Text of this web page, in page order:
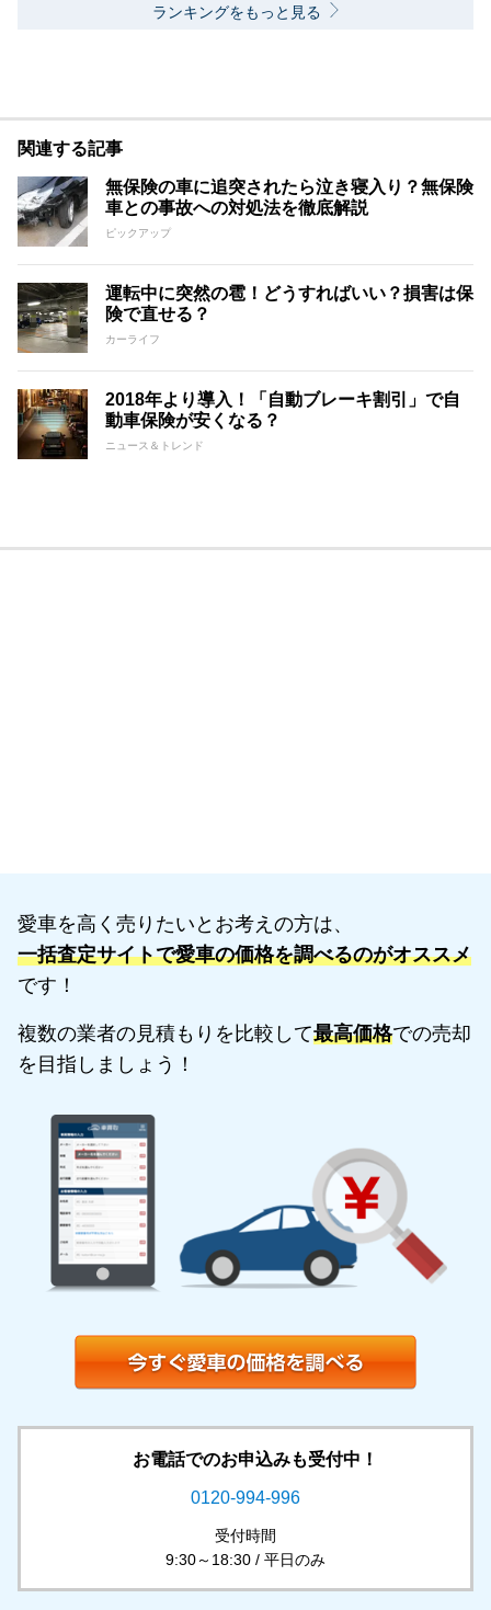
ランキングをもっと見る
関連する記事
無保険の車に追突されたら泣き寝入り？無保険
車との事故への対処法を徹底解説
ピックアップ
運転中に突然の雹！どうすればいい？損害は保
険で直せる？
カーライフ
2018年より導入！「自動ブレーキ割引」で自
動車保険が安くなる？
ニュース＆トレンド
愛車を高く売りたいとお考えの方は、
一括査定サイトで愛車の価格を調べるのがオススメ
です！
複数の業者の見積もりを比較して最高価格での売却
を目指しましょう！
お電話でのお申込みも受付中！
0120-994-996
受付時間
9:30～18:30 / 平日のみ